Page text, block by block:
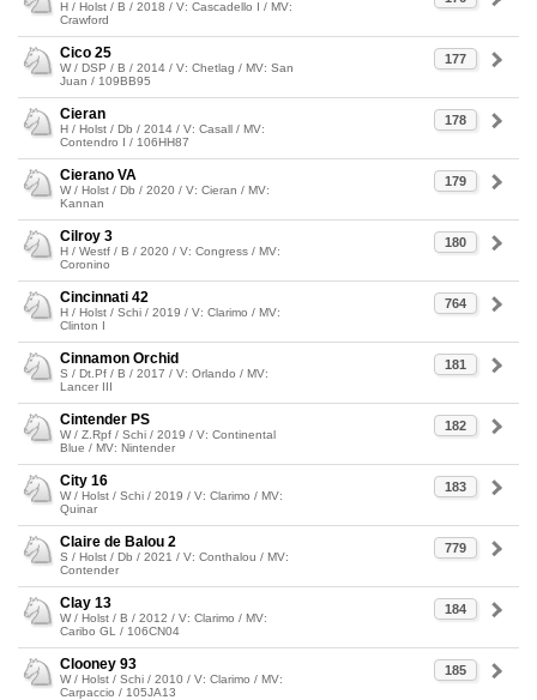
H / Holst / B / 2018 / V: Cascadello I / MV:
Crawford
177
Cico 25
W / DSP / B / 2014 / V: Chetlag / MV: San
Juan / 109BB95
178
Cieran
H / Holst / Db / 2014 / V: Casall / MV:
Contendro I / 106HH87
179
Cierano VA
W / Holst / Db / 2020 / V: Cieran / MV:
Kannan
180
Cilroy 3
H / Westf / B / 2020 / V: Congress / MV:
Coronino
764
Cincinnati 42
H / Holst / Schi / 2019 / V: Clarimo / MV:
Clinton I
181
Cinnamon Orchid
S / Dt.Pf / B / 2017 / V: Orlando / MV:
Lancer III
182
Cintender PS
W / Z.Rpf / Schi / 2019 / V: Continental
Blue / MV: Nintender
183
City 16
W / Holst / Schi / 2019 / V: Clarimo / MV:
Quinar
779
Claire de Balou 2
S / Holst / Db / 2021 / V: Conthalou / MV:
Contender
184
Clay 13
W / Holst / B / 2012 / V: Clarimo / MV:
Caribo GL / 106CN04
185
Clooney 93
W / Holst / Schi / 2010 / V: Clarimo / MV:
Carpaccio / 105JA13